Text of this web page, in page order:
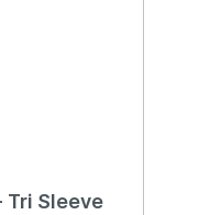
Tri Sleeve